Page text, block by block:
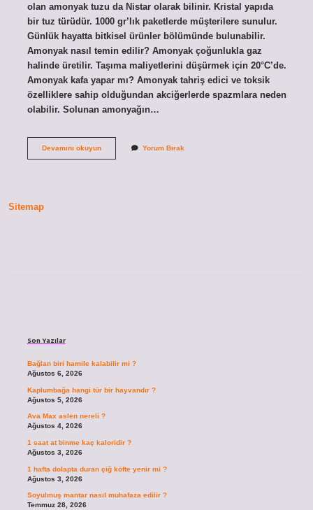
olan amonyak tuzu da Nistar olarak bilinir. Kristal yapıda
bir tuz türüdür. 1000 gr’lık paketlerde müşterilere sunulur.
Günlük hayatta bitkisel ürünler bölümünde bulunabilir.
Amonyak nasıl temin edilir? Amonyak çoğunlukla gaz
halinde üretilir. Taşıma maliyetlerini düşürmek için 20°C’de.
Amonyak kafa yapar mı? Amonyak tahriş edici ve toksik
özelliklere sahip olduğundan akciğerlerde spazmlara neden
olabilir. Solunan amonyağın…
Devamını okuyunAmonyak
Yorum Bırak
Sitemap
Son Yazılar
Bağlan biri hamile kalabilir mi ?
Ağustos 6, 2026
Kaplumbağa hangi tür bir hayvandır ?
Ağustos 5, 2026
Ava Max aslen nereli ?
Ağustos 4, 2026
1 saat at binme kaç kaloridir ?
Ağustos 3, 2026
1 hafta dolapta duran çiğ köfte yenir mi ?
Ağustos 3, 2026
Soyulmuş mantar nasıl muhafaza edilir ?
Temmuz 28, 2026